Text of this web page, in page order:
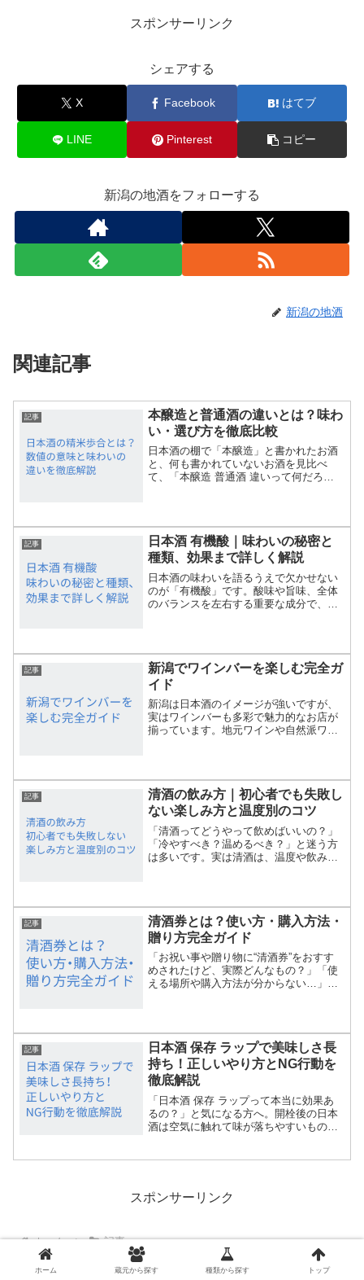
スポンサーリンク
シェアする
X Facebook はてブ
LINE Pinterest コピー
新潟の地酒をフォローする
新潟の地酒
関連記事
記事
本醸造と普通酒の違いとは？味わ
い・選び方を徹底比較
日本酒の棚で「本醸造」と書かれたお酒
と、何も書かれていないお酒を見比べ
て、「本醸造 普通酒 違いって何だろ
とした違いがあります。本記事...
記事
日本酒 有機酸｜味わいの秘密と
種類、効果まで詳しく解説
日本酒の味わいを語るうえで欠かせない
のが「有機酸」です。酸味や旨味、全体
のバランスを左右する重要な成分で、清
や香りへの影響、調整方法...
記事
新潟でワインバーを楽しむ完全ガ
イド
新潟は日本酒のイメージが強いですが、
実はワインバーも多彩で魅力的なお店が
揃っています。地元ワインや自然派ワイ
文化の魅力です。この記事...
記事
清酒の飲み方｜初心者でも失敗し
ない楽しみ方と温度別のコツ
「清酒ってどうやって飲めばいいの？」
「冷やすべき？温めるべき？」と迷う方
は多いです。実は清酒は、温度や飲み方
実践できる清酒の飲み方を...
記事
清酒券とは？使い方・購入方法・
贈り方完全ガイド
「お祝い事や贈り物に“清酒券”をおすす
めされたけど、実際どんなもの？」「使
える場所や購入方法が分からない…」そ
ます。お酒をもっと身近...
記事
日本酒 保存 ラップで美味しさ長
持ち！正しいやり方とNG行動を
徹底解説
「日本酒 保存 ラップって本当に効果あ
るの？」と気になる方へ。開栓後の日本
酒は空気に触れて味が落ちやすいもの。
スポンサーリンク
ホーム 記事
ホーム 蔵元から探す 種類から探す トップ